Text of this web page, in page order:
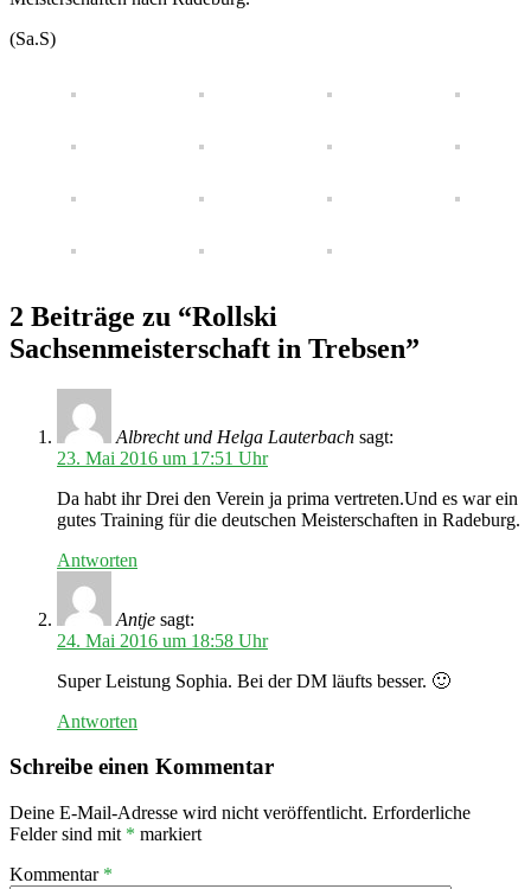
(Sa.S)
2 Beiträge zu “Rollski
Sachsenmeisterschaft in Trebsen”
Albrecht und Helga Lauterbach sagt:
23. Mai 2016 um 17:51 Uhr
Da habt ihr Drei den Verein ja prima vertreten.Und es war ein
gutes Training für die deutschen Meisterschaften in Radeburg.
Antworten
Antje sagt:
24. Mai 2016 um 18:58 Uhr
Super Leistung Sophia. Bei der DM läufts besser. 🙂
Antworten
Schreibe einen Kommentar
Deine E-Mail-Adresse wird nicht veröffentlicht. Erforderliche
Felder sind mit * markiert
Kommentar *